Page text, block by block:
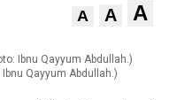
A A A
Qayyum Abdullah.)